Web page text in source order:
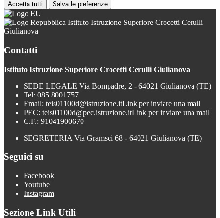
Accetta tutti Salva le preferenze
Istituto Istruzione Superiore Crocetti Cerulli
Giulianova
Contatti
Istituto Istruzione Superiore Crocetti Cerulli Giulianova
SEDE LEGALE Via Bompadre, 2 - 64021 Giulianova (TE)
Tel: 085 8001757
Email: teis01100d@istruzione.itLink per inviare una mail
PEC: teis01100d@pec.istruzione.itLink per inviare una mail
C.F.: 91041900670
SEGRETERIA Via Gramsci 68 - 64021 Giulianova (TE)
Seguici su
Facebook
Youtube
Instagram
Sezione Link Utili